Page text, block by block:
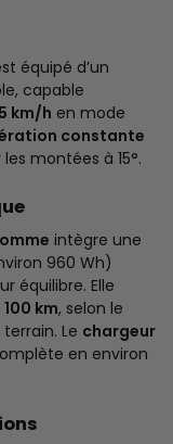
équipé d’un
capable
km/h en mode
constante
montées à 15°.
intègre une
960 Wh)
équilibre. Elle
km, selon le
Le chargeur
en environ